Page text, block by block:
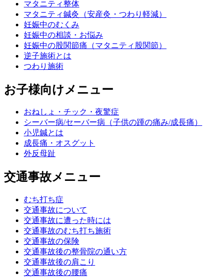
マタニティ整体
マタニティ鍼灸（安産灸・つわり軽減）
妊娠中のむくみ
妊娠中の相談・お悩み
妊娠中の股関節痛（マタニティ股関節）
逆子施術とは
つわり施術
お子様向けメニュー
おねしょ・チック・夜驚症
シーバー病/セーバー病（子供の踵の痛み/成長痛）
小児鍼とは
成長痛・オスグット
外反母趾
交通事故メニュー
むち打ち症
交通事故について
交通事故に遭った時には
交通事故のむち打ち施術
交通事故の保険
交通事故後の整骨院の通い方
交通事故後の肩こり
交通事故後の腰痛